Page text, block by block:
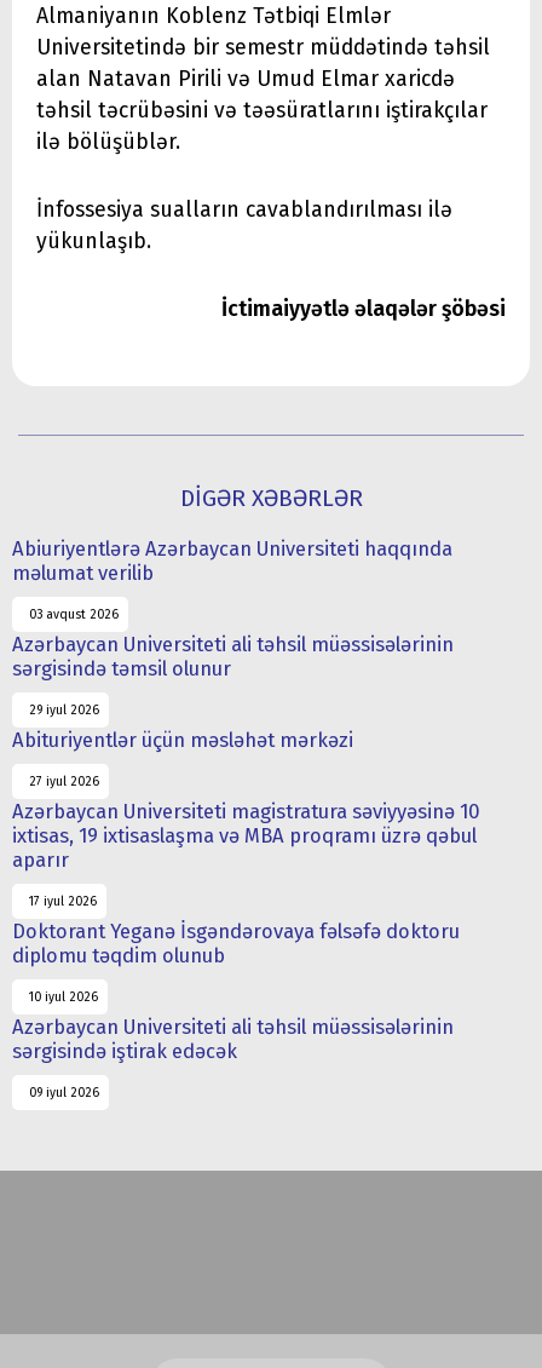
Almaniyanın Koblenz Tətbiqi Elmlər
Universitetində bir semestr müddətində təhsil
alan Natavan Pirili və Umud Elmar xaricdə
təhsil təcrübəsini və təəsüratlarını iştirakçılar
ilə bölüşüblər.
İnfossesiya sualların cavablandırılması ilə
yükunlaşıb.
İctimaiyyətlə əlaqələr şöbəsi
DİGƏR XƏBƏRLƏR
Abiuriyentlərə Azərbaycan Universiteti haqqında
məlumat verilib
03 avqust 2026
Azərbaycan Universiteti ali təhsil müəssisələrinin
sərgisində təmsil olunur
29 iyul 2026
Abituriyentlər üçün məsləhət mərkəzi
27 iyul 2026
Azərbaycan Universiteti magistratura səviyyəsinə 10
ixtisas, 19 ixtisaslaşma və MBA proqramı üzrə qəbul
aparır
17 iyul 2026
Doktorant Yeganə İsgəndərovaya fəlsəfə doktoru
diplomu təqdim olunub
10 iyul 2026
Azərbaycan Universiteti ali təhsil müəssisələrinin
sərgisində iştirak edəcək
09 iyul 2026